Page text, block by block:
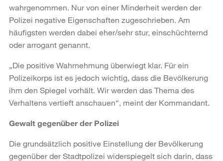
wahrgenommen. Nur von einer Minderheit werden der
Polizei negative Eigenschaften zugeschrieben. Am
häufigsten werden dabei eher/sehr stur, einschüchternd
oder arrogant genannt.
„Die positive Wahrnehmung überwiegt klar. Für ein
Polizeikorps ist es jedoch wichtig, dass die Bevölkerung
ihm den Spiegel vorhält. Wir werden das Thema des
Verhaltens vertieft anschauen“, meint der Kommandant.
Gewalt gegenüber der Polizei
Die grundsätzlich positive Einstellung der Bevölkerung
gegenüber der Stadtpolizei widerspiegelt sich darin, dass